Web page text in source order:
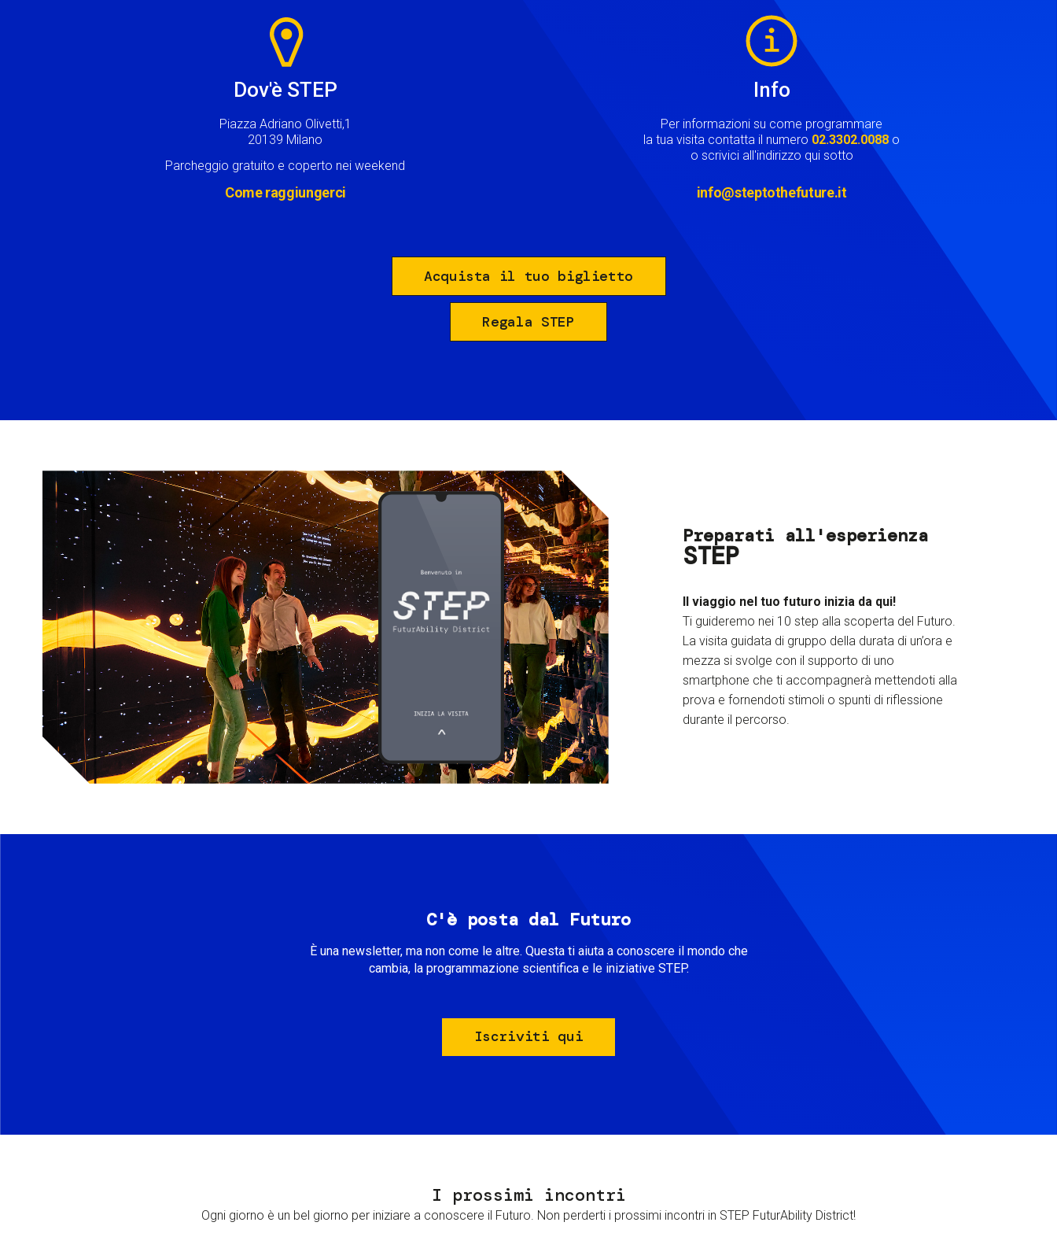
Dov'è STEP
Piazza Adriano Olivetti,1
20139 Milano
Parcheggio gratuito e coperto nei weekend
Come raggiungerci
Info
Per informazioni su come programmare
la tua visita contatta il numero 02.3302.0088 o
o scrivici all'indirizzo qui sotto
info@steptothefuture.it
Acquista il tuo biglietto
Regala STEP
Preparati all'esperienza
STEP
Il viaggio nel tuo futuro inizia da qui!
Ti guideremo nei 10 step alla scoperta del Futuro.
La visita guidata di gruppo della durata di un’ora e
mezza si svolge con il supporto di uno
smartphone che ti accompagnerà mettendoti alla
prova e fornendoti stimoli o spunti di riflessione
durante il percorso.
C'è posta dal Futuro
È una newsletter, ma non come le altre. Questa ti aiuta a conoscere il mondo che
cambia, la programmazione scientifica e le iniziative STEP.
Iscriviti qui
I prossimi incontri
Ogni giorno è un bel giorno per iniziare a conoscere il Futuro. Non perderti i prossimi incontri in STEP FuturAbility District!